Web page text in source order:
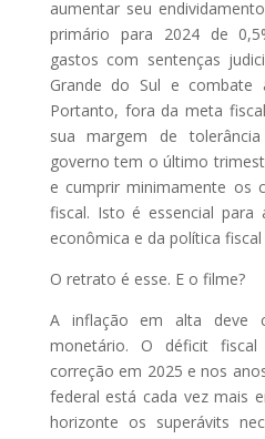
aumentar seu
primário para 2024 de
gastos com sentenças
Grande do Sul e combate
Portanto, fora da meta
sua margem de
governo tem o último
e cumprir minimamente os
fiscal. Isto é essencial para
econômica e da política
O retrato é esse. E o filme?
A inflação em alta deve
monetário. O déficit
correção em 2025 e nos
federal está cada vez mais
horizonte os superávits